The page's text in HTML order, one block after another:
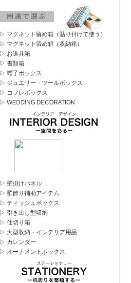
▷ マグネット留め箱（貼り付けて使う）
▷ マグネット留め箱（収納箱）
▷ お道具箱
▷ 書類箱
▷ 帽子ボックス
▷ ジュエリー・ツールボックス
▷ コフレボックス
▷ WEDDING DECORATION
▷ 壁掛けパネル
▷ 壁飾り補助アイテム
▷ ティッシュボックス
▷ 引き出し型収納
▷ 仕切り箱
▷ 大型収納・インテリア用品
▷ カレンダー
▷ オーナメントボックス